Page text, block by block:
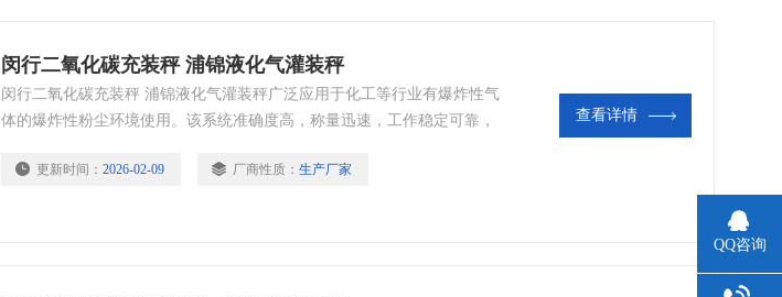
闵行二氧化碳充装秤 浦锦液化气灌装秤
闵行二氧化碳充装秤 浦锦液化气灌装秤广泛应用于化工等行业有爆炸性气
体的爆炸性粉尘环境使用。该系统准确度高，称量迅速，工作稳定可靠，
更新时间： 2026-02-09 厂商性质： 生产厂家
查看详情
QQ咨询